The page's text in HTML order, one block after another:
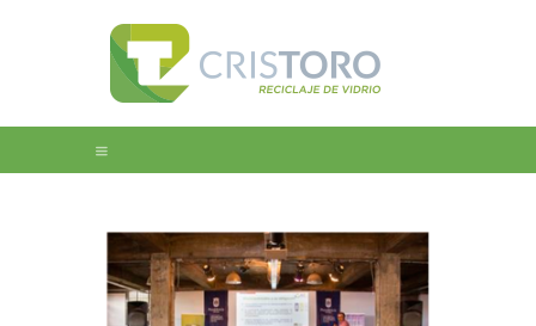
Home
Educación
Galeria
Noticias